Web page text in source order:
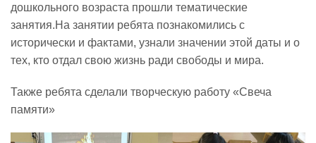
Реализация соц заказа
Напишите нам
дошкольного возраста прошли тематические
занятия.На занятии ребята познакомились с
исторически и фактами, узнали значении этой даты и о
тех, кто отдал свою жизнь ради свободы и мира.
Также ребята сделали творческую работу «Свеча
памяти»